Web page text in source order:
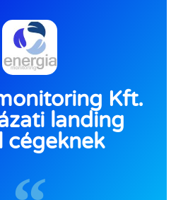
Kft.
landing
cégeknek